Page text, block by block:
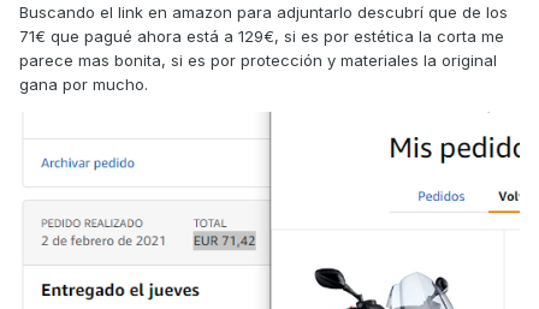
Buscando el link en amazon para adjuntarlo descubrí que de los
71€ que pagué ahora está a 129€, si es por estética la corta me
parece mas bonita, si es por protección y materiales la original
gana por mucho.